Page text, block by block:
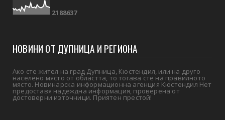
21 88637
НОВИНИ ОТ ДУПНИЦА И РЕГИОНА
Ако сте жител на град Дупница, Кюстендил, или на друго
населено място от областта, то тогава сте на правилното
място. Новинарска информационна агенция Кюстендил Нет
предоставя надеждна информация, проверена от
достоверни източници. Приятен престой!